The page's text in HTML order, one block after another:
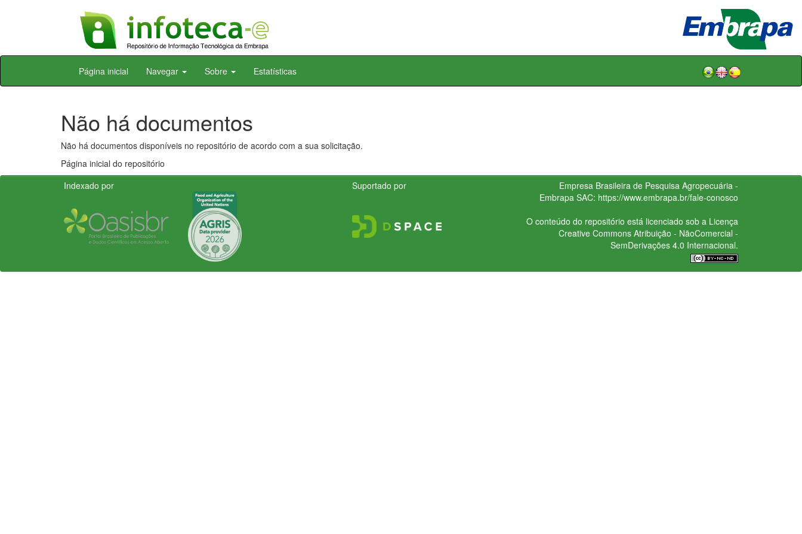
Skip
Página inicial Navegar Sobre Estatísticas
Não há documentos
Não há documentos disponíveis no repositório de acordo com a sua solicitação.
Página inicial do repositório
Indexado por
Suportado por
Empresa Brasileira de Pesquisa Agropecuária -
Embrapa SAC: https://www.embrapa.br/fale-conosco
O conteúdo do repositório está licenciado sob a Licença
Creative CommonsAtribuição - NãoComercial -
SemDerivações 4.0 Internacional.